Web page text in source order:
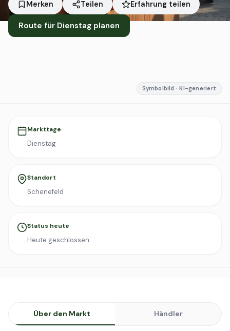
Merken Teilen Erfahrung teilen
Route für Dienstag planen
Symbolbild · KI-generiert
Markttage
Dienstag
Standort
Schenefeld
Status heute
Heute geschlossen
Über den Markt Händler